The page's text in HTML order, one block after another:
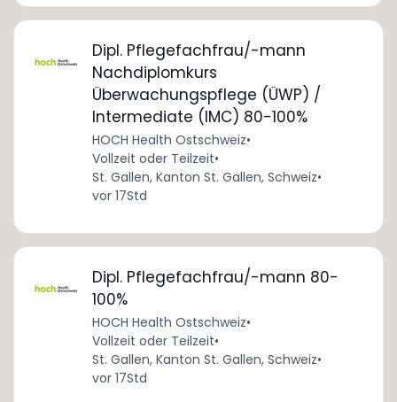
Dipl. Pflegefachfrau/-mann
Nachdiplomkurs
Überwachungspflege (ÜWP) /
Intermediate (IMC) 80-100%
HOCH Health Ostschweiz•
Vollzeit oder Teilzeit•
St. Gallen, Kanton St. Gallen, Schweiz•
vor 17Std
Dipl. Pflegefachfrau/-mann 80-
100%
HOCH Health Ostschweiz•
Vollzeit oder Teilzeit•
St. Gallen, Kanton St. Gallen, Schweiz•
vor 17Std